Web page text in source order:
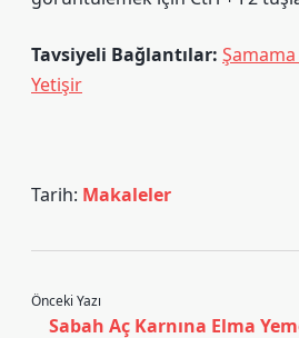
Tavsiyeli Bağlantılar:
Yetişir
Tarih: Makaleler
Önceki Yazı
Sabah Aç Karnına Elma